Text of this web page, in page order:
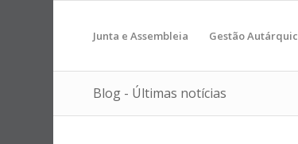
Junta e Assembleia Gestão
Blog - Últimas notícias